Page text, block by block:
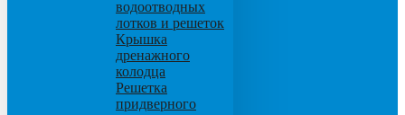
водоотводных
лотков и решеток
Крышка
дренажного
колодца
Решетка
придверного